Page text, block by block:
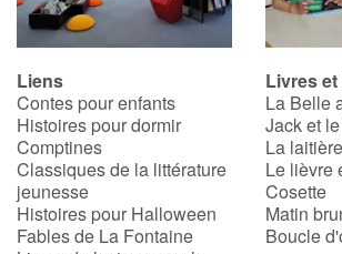
Blog
Actualités
Par thématique
Rencontres et témoignages
Contes d'ici et d'ailleurs
Liens
Contes pour enfants
Histoires pour dormir
Comptines
Classiques de la littérature
jeunesse
Histoires pour Halloween
Fables de La Fontaine
Livres
La Belle
Jack et
La
Le lièvre
Cosette
Matin
Boucle